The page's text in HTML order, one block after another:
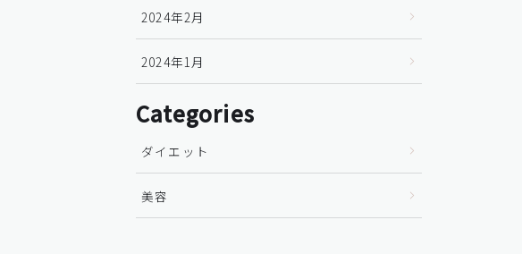
2024年2月
2024年1月
Categories
ダイエット
美容